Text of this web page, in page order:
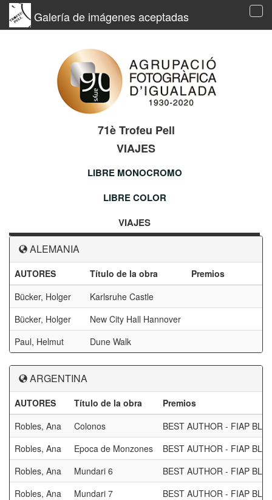
Galería de imágenes aceptadas
71è Trofeu Pell
VIAJES
LIBRE MONOCROMO
LIBRE COLOR
VIAJES
ALEMANIA
AUTORES Título de la obra
Premios
Bücker, Holger
Karlsruhe Castle
Bücker, Holger
New City Hall Hannover
Paul, Helmut
Dune Walk
ARGENTINA
AUTORES Título de la obra
Premios
Robles, Ana
Colonos
BEST AUTHOR - FIAP
Robles, Ana
Epoca de Monzones
BEST AUTHOR - FIAP
Robles, Ana
Mundari 6
BEST AUTHOR - FIAP
Robles, Ana
Mundari 7
BEST AUTHOR - FIAP